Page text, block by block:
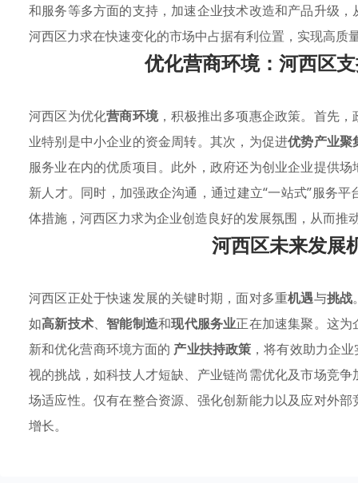
和服务等多方面的支持，加速企业技术改造和产品升级
河西区力求在快速变化的市场中占据有利位置，实现高质
优化营商环境：河西区
河西区为优化营商环境，积极推出多项惠企政策。首先
业特别是中小企业的资金周转。其次，为促进优势产业聚
服务业在内的优质项目。此外，政府还为创业企业提供
新人才。同时，加强政企沟通，通过建立“一站式”服务
体措施，河西区力求为企业创造良好的发展氛围，从而推
河西区未来发展
河西区正处于快速发展的关键时期，面对多重机遇与挑战
如高新技术、智能制造和现代服务业正在加速集聚。这
新和优化营商环境方面的 产业扶持政策 ，将有效助力企
视的挑战，如科技人才短缺、产业链尚需优化及市场竞
场适应性。仅有在整合资源、强化创新能力以及应对外
增长。